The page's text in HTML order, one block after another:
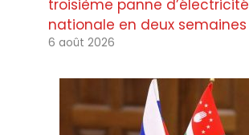
troisième panne d’électricité
nationale en deux semaines
6 août 2026